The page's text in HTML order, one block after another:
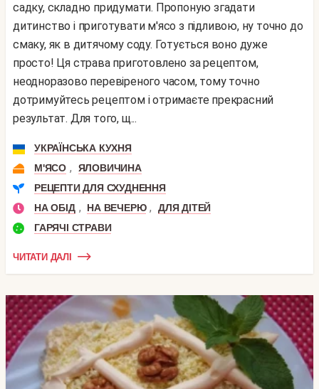
садку, складно придумати. Пропоную згадати
дитинство і приготувати м'ясо з підливою, ну точно до
смаку, як в дитячому соду. Готується воно дуже
просто! Ця страва приготовлено за рецептом,
неодноразово перевіреного часом, тому точно
дотримуйтесь рецептом і отримаєте прекрасний
результат. Для того, щ...
УКРАЇНСЬКА КУХНЯ
М'ЯСО ,
ЯЛОВИЧИНА
РЕЦЕПТИ ДЛЯ СХУДНЕННЯ
НА ОБІД , НА ВЕЧЕРЮ ,
ДЛЯ ДІТЕЙ
ГАРЯЧІ СТРАВИ
ЧИТАТИ ДАЛІ